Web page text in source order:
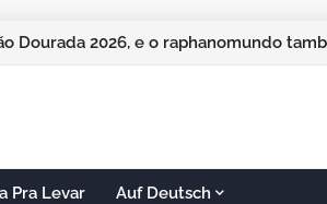
Dourada 2026, e o raphanomundo
com edição especial de Natal
Pra Levar Auf Deutsch